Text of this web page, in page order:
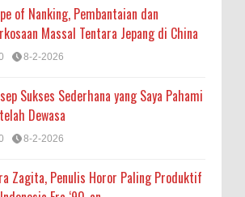
of Nanking, Pembantaian dan
Massal Tentara Jepang di China
8-2-2026
Sukses Sederhana yang Saya Pahami
Dewasa
8-2-2026
Zagita, Penulis Horor Paling Produktif